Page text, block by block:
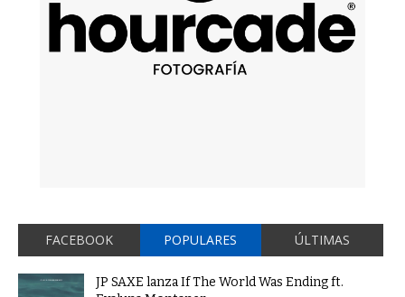
FACEBOOK POPULARES ÚLTIMAS
JP SAXE lanza If The World Was Ending ft.